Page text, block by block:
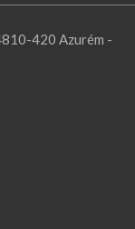
420 Azurém -